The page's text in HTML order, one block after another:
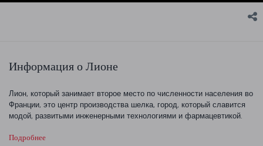
Информация о Лионе
Лион, который занимает второе место по численности населения во
Франции, это центр производства шелка, город, который славится
модой, развитыми инженерными технологиями и фармацевтикой.
Подробнее